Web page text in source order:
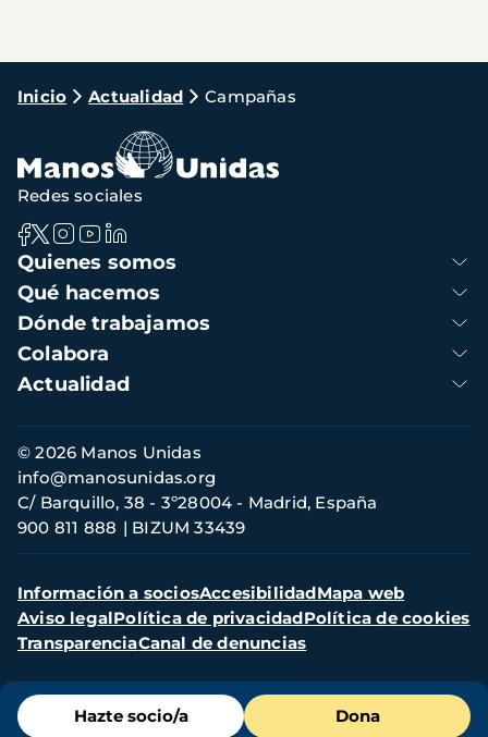
Ruta
navegación
Inicio Actualidad Campañas
Menú
de
Hazte socio/a Dona
Navegación
principal
Quienes somos
Qué hacemos
Dónde trabajamos
Colabora
Actualidad
Redes sociales
Información
de
contacto
© 2026 Manos Unidas
C/ Barquillo, 38 - 3º28004 - Madrid, España
900 811 888
BIZUM 33439
info@manosunidas.org
Menú
secundario
Información a sociosAccesibilidadMapa web
Aviso legalPolítica de privacidadPolítica de cookies
TransparenciaCanal de denuncias